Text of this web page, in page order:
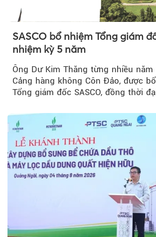
SASCO bổ nhiệm Tổng giám
nhiệm kỳ 5 năm
Ông Dư Kim Thăng từng nhiều năm
Cảng hàng không Côn Đảo, được
Tổng giám đốc SASCO, đồng thời